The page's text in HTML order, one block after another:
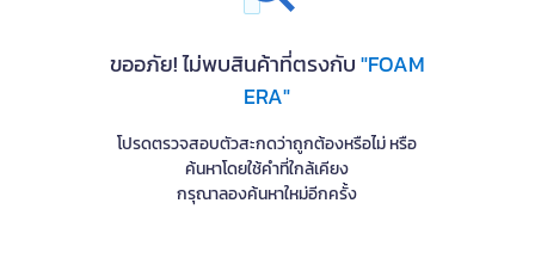
ขออภัย! ไม่พบสินค้าที่ตรงกับ"FOAM
ERA"
โปรดตรวจสอบตัวสะกดว่าถูกต้องหรือไม่ หรือ
ค้นหาโดยใช้คำที่ใกล้เคียง
กรุณาลองค้นหาใหม่อีกครั้ง